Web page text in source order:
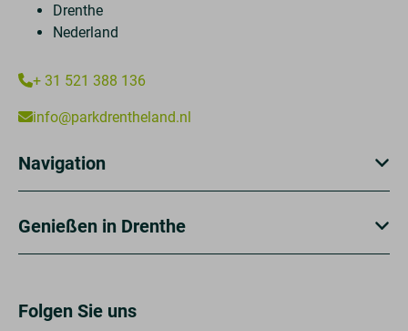
Drenthe
Nederland
+ 31 521 388 136
info@parkdrentheland.nl
Navigation
Genießen in Drenthe
Folgen Sie uns